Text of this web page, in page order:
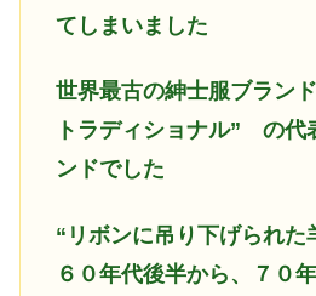
てしまいました
世界最古の紳士服ブラン
トラディショナル” の代
ンドでした
“リボンに吊り下げられた
６０年代後半から、７０